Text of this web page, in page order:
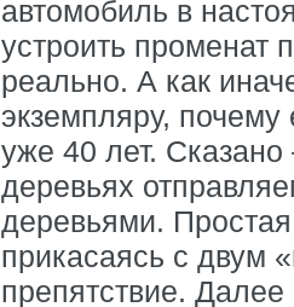
автомобиль в
устроить променат
реально. А как
экземпляру,
уже 40 лет.
деревьях
деревьями.
прикасаясь с двум
препятствие.